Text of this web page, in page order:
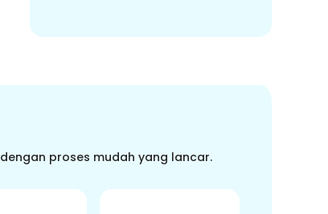
proses mudah yang lancar.